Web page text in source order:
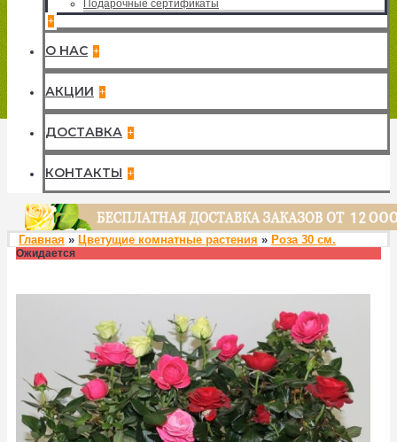
Подарочные сертификаты
+
О НАС +
АКЦИИ +
ДОСТАВКА +
КОНТАКТЫ +
Главная » Цветущие комнатные растения » Роза 30 см.
Ожидается